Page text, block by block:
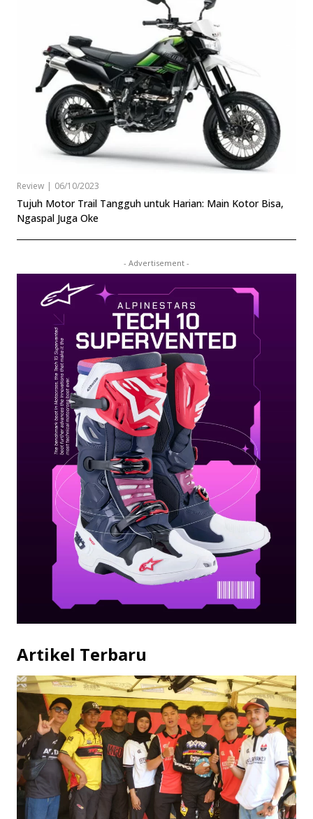
Review | 06/10/2023
Tujuh Motor Trail Tangguh untuk Harian: Main Kotor Bisa,
Ngaspal Juga Oke
- Advertisement -
Artikel Terbaru